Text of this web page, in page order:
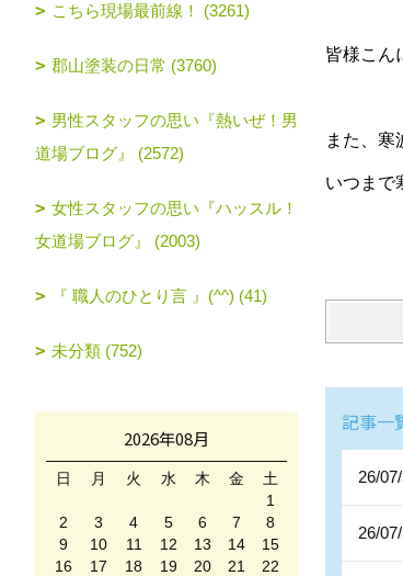
皆様こん
また、寒
いつまで
記事一
26/
26/
こちら現場最前線！ (3261)
郡山塗装の日常 (3760)
男性スタッフの思い『熱いぜ！男
道場ブログ』 (2572)
女性スタッフの思い『ハッスル！
女道場ブログ』 (2003)
『 職人のひとり言 』(^^) (41)
未分類 (752)
2026年08月
日 月 火 水 木 金
土
1
2
3 4 5 6 7
8
9
10 11 12 13 14
15
16
17 18 19 20 21
22